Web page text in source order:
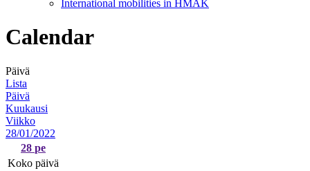
International mobilities in HMAK
Calendar
Päivä
Lista
Päivä
Kuukausi
Viikko
28/01/2022
28 pe
Koko päivä